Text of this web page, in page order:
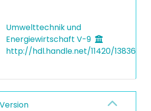
Umwelttechnik und
Energiewirtschaft V-9
http://hdl.handle.net/11420/13836